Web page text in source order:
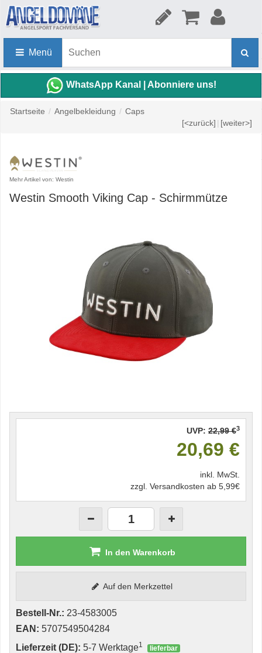
Menü
WhatsApp Kanal | Abonniere uns!
Startseite / Angelbekleidung / Caps
[<zurück] | [weiter>]
Mehr Artikel von: Westin
Westin Smooth Viking Cap - Schirmmütze
UVP: 22,99 €3
20,69 €
inkl. MwSt.
zzgl. Versandkosten ab 5,99€
In den Warenkorb
Auf den Merkzettel
Bestell-Nr.: 23-4583005
EAN: 5707549504284
Lieferzeit (DE): 5-7 Werktage1 lieferbar